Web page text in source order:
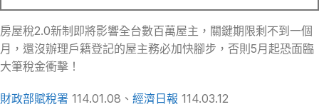
房屋稅2.0新制即將影響全台數百萬屋主，關鍵期限剩不到一個
月，還沒辦理戶籍登記的屋主務必加快腳步，否則5月起恐面臨
大筆稅金衝擊！
財政部賦稅署 114.01.08、 經濟日報 114.03.12